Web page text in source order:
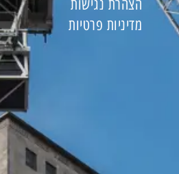
הצהרת נגישות
מדיניות פרטיות